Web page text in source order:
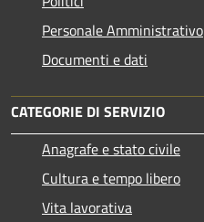
Personale Amministrativo
Documenti e dati
CATEGORIE DI SERVIZIO
Anagrafe e stato civile
Cultura e tempo libero
Vita lavorativa